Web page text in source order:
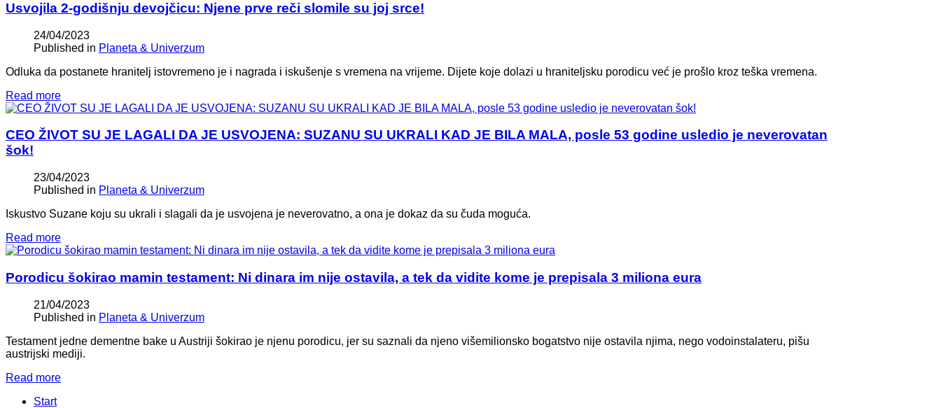
Usvojila 2-godišnju devojčicu: Njene prve reči slomile su joj srce!
24/04/2023
Published in Planeta & Univerzum
Odluka da postanete hranitelj istovremeno je i nagrada i iskušenje s vremena na vrijeme. Dijete koje dolazi u hraniteljsku porodicu već je prošlo kroz teška vremena.
Read more
CEO ŽIVOT SU JE LAGALI DA JE USVOJENA: SUZANU SU UKRALI KAD JE BILA MALA, posle 53 godine usledio je neverovatan
šok!
23/04/2023
Published in Planeta & Univerzum
Iskustvo Suzane koju su ukrali i slagali da je usvojena je neverovatno, a ona je dokaz da su čuda moguća.
Read more
Porodicu šokirao mamin testament: Ni dinara im nije ostavila, a tek da vidite kome je prepisala 3 miliona eura
21/04/2023
Published in Planeta & Univerzum
Testament jedne dementne bake u Austriji šokirao je njenu porodicu, jer su saznali da njeno višemilionsko bogatstvo nije ostavila njima, nego vodoinstalateru, pišu
austrijski mediji.
Read more
Start